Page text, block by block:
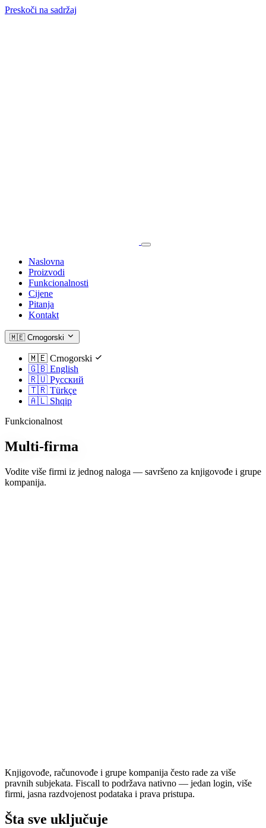
Preskoči na sadržaj
Naslovna
Proizvodi
Funkcionalnosti
Cijene
Pitanja
Kontakt
🇲🇪 Crnogorski
🇲🇪 Crnogorski
🇬🇧 English
🇷🇺 Русский
🇹🇷 Türkçe
🇦🇱 Shqip
Funkcionalnost
Multi-firma
Vodite više firmi iz jednog naloga — savršeno za knjigovođe i grupe
kompanija.
Knjigovođe, računovođe i grupe kompanija često rade za više
pravnih subjekata. Fiscall to podržava nativno — jedan login, više
firmi, jasna razdvojenost podataka i prava pristupa.
Šta sve uključuje